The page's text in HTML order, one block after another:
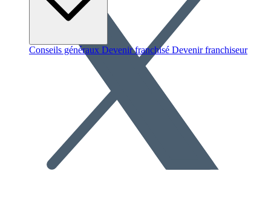
Conseils généraux Devenir franchisé Devenir franchiseur